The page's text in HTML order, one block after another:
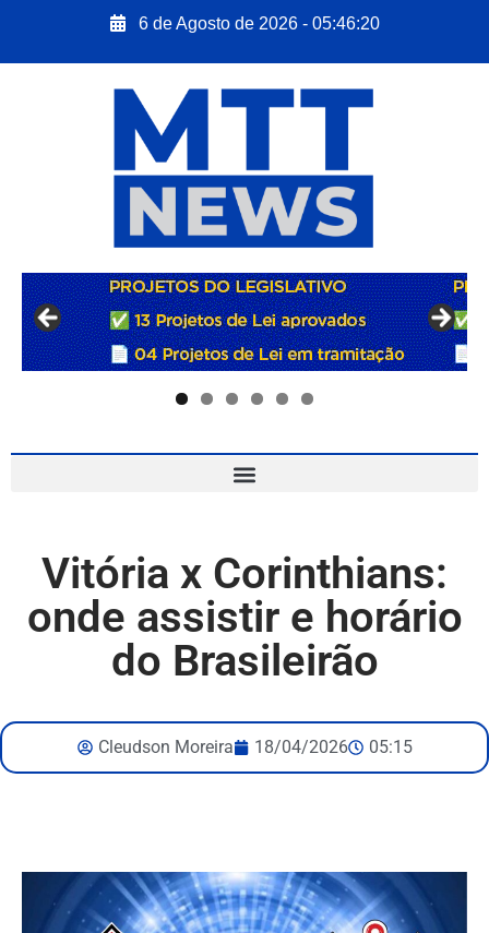
6 de Agosto de 2026 - 05:46:21
Vitória x Corinthians:
onde assistir e horário
do Brasileirão
Cleudson Moreira 18/04/2026 05:15